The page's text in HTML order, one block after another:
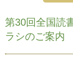
第30回全国読
ラシのご案内